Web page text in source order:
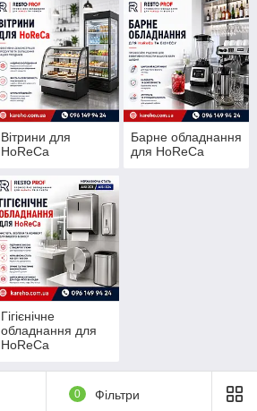
Вітрини для
HoReCa
Барне обладнання
для HoReCa
Гігієнічне
обладнання для
HoReCa
0 Фільтри